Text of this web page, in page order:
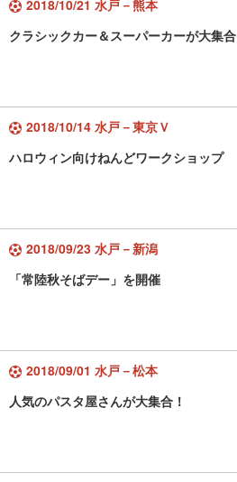
2018/10/21 水戸－熊本
クラシックカー＆スーパーカーが大集合
2018/10/14 水戸－東京Ｖ
ハロウィン向けねんどワークショップ
2018/09/23 水戸－新潟
「常陸秋そばデー」を開催
2018/09/01 水戸－松本
人気のパスタ屋さんが大集合！